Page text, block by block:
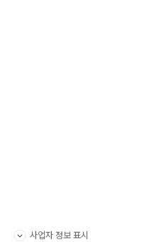
사업자 정보 표시